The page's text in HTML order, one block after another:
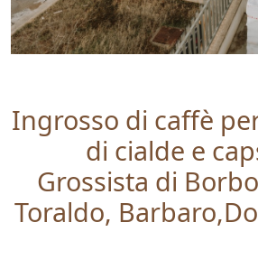
Ingrosso di caffè
di cialde e
Grossista di
Toraldo,